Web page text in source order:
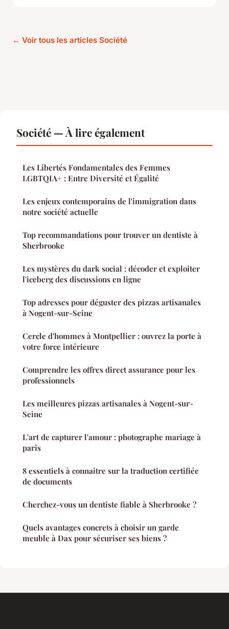
← Voir tous les articles Société
Société — À lire également
Les Libertés Fondamentales des Femmes
LGBTQIA+ : Entre Diversité et Égalité
Les enjeux contemporains de l'immigration dans
notre société actuelle
Top recommandations pour trouver un dentiste à
Sherbrooke
Les mystères du dark social : décoder et exploiter
l'iceberg des discussions en ligne
Top adresses pour déguster des pizzas artisanales
à Nogent-sur-Seine
Cercle d'hommes à Montpellier : ouvrez la porte à
votre force intérieure
Comprendre les offres direct assurance pour les
professionnels
Les meilleures pizzas artisanales à Nogent-sur-
Seine
L'art de capturer l'amour : photographe mariage à
paris
8 essentiels à connaitre sur la traduction certifiée
de documents
Cherchez-vous un dentiste fiable à Sherbrooke ?
Quels avantages concrets à choisir un garde
meuble à Dax pour sécuriser ses biens ?